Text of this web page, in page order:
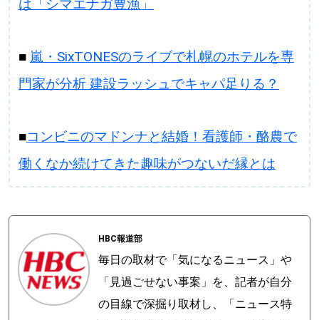
は「シマエナガ豊漁」
■ 嵐・SixTONESのライブで札幌のホテルを専
門家が分析 建設ラッシュでキャパ足りる？
■コンビニのマドンナと結婚！看護師・酪農で
働くなか続けてきた趣味がつないだ縁とは
HBC報道部
毎日の取材で「気になるニュース」や
「見過ごせない事案」を、記者が自分
の目線で深掘り取材し、「ニュース特